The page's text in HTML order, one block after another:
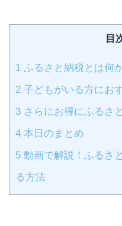
目
1 ふるさと納税とは何
2 子どもがいる方にお
3 さらにお得にふるさ
4 本日のまとめ
5 動画で解説！ふるさ
る方法